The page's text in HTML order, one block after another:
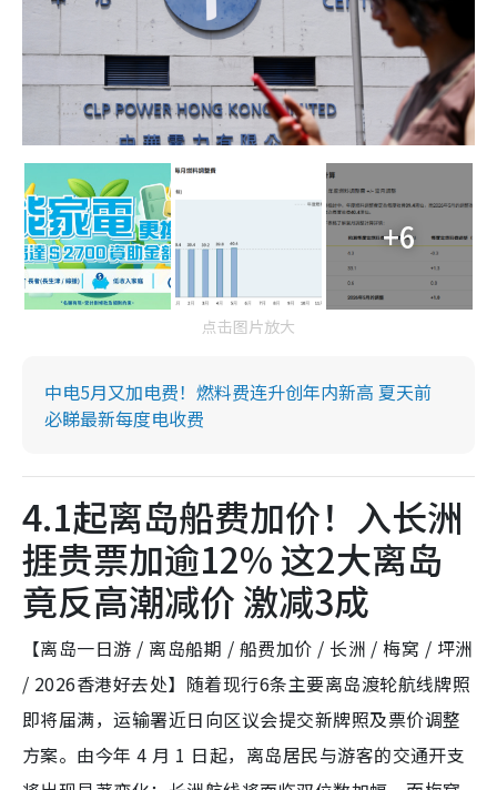
+6
点击图片放大
中电5月又加电费！燃料费连升创年内新高 夏天前
必睇最新每度电收费
4.1起离岛船费加价！入长洲
捱贵票加逾12% 这2大离岛
竟反高潮减价 激减3成
【离岛一日游 / 离岛船期 / 船费加价 / 长洲 / 梅窝 / 坪洲
/ 2026香港好去处】随着现行6条主要离岛渡轮航线牌照
即将届满，运输署近日向区议会提交新牌照及票价调整
方案。由今年 4 月 1 日起，离岛居民与游客的交通开支